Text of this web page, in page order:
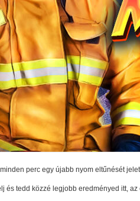
perc egy újabb nyom eltűnését
és tedd közzé legjobb eredményed itt,